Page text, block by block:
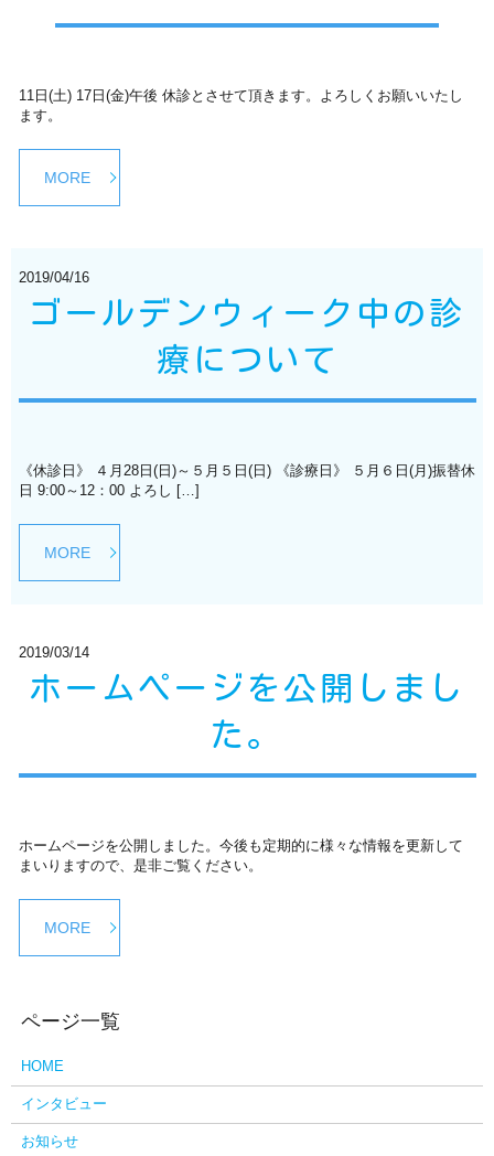
11日(土) 17日(金)午後 休診とさせて頂きます。よろしくお願いいたし
ます。
MORE
2019/04/16
ゴールデンウィーク中の診
療について
《休診日》 ４月28日(日)～５月５日(日) 《診療日》 ５月６日(月)振替休
日 9:00～12：00 よろし […]
MORE
2019/03/14
ホームページを公開しまし
た。
ホームページを公開しました。今後も定期的に様々な情報を更新して
まいりますので、是非ご覧ください。
MORE
HOME
インタビュー
お知らせ